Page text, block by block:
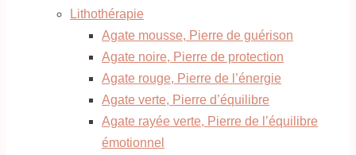
Lithothérapie
Agate mousse, Pierre de guérison
Agate noire, Pierre de protection
Agate rouge, Pierre de l’énergie
Agate verte, Pierre d’équilibre
Agate rayée verte, Pierre de l’équilibre
émotionnel